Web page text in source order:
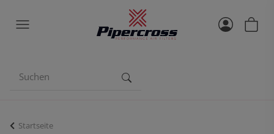
Startseite